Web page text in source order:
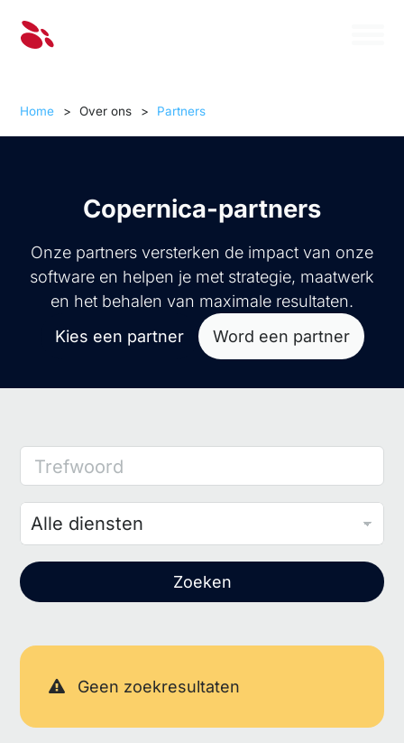
Home > Over ons > Partners
Copernica-partners
Onze partners versterken de impact van onze
software en helpen je met strategie, maatwerk
en het behalen van maximale resultaten.
Kies een partner
Word een partner
Trefwoord
Zoeken
Geen zoekresultaten